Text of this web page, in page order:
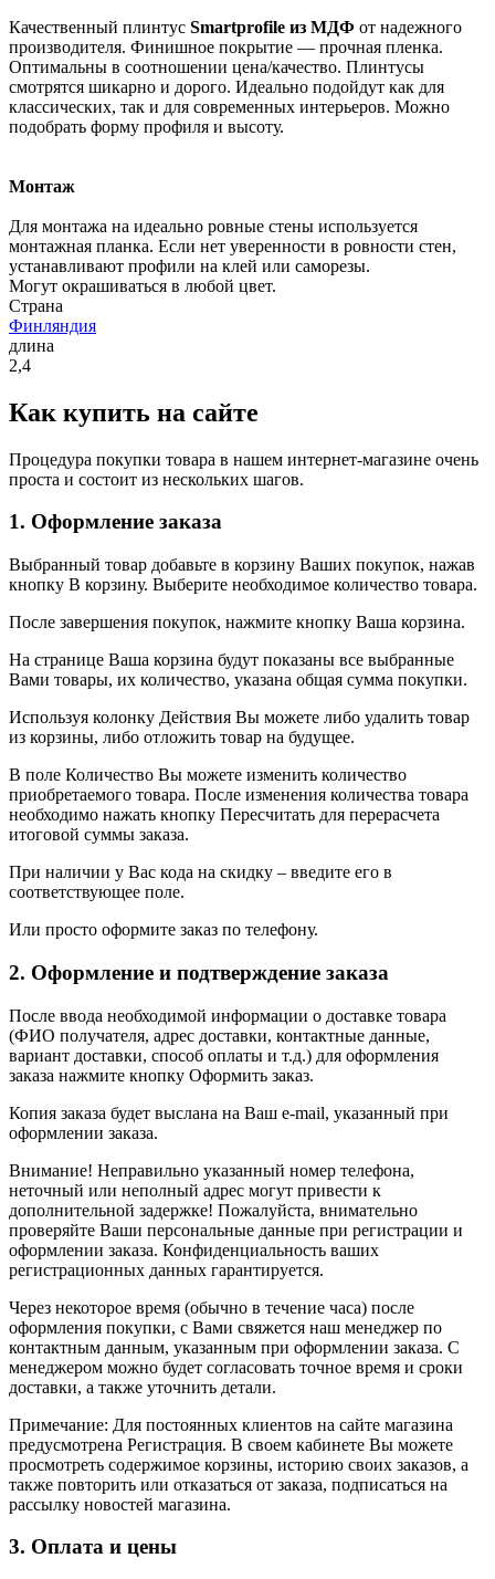
Качественный плинтус Smartprofile из МДФ от надежного
производителя. Финишное покрытие — прочная пленка.
Оптимальны в соотношении цена/качество. Плинтусы
смотрятся шикарно и дорого. Идеально подойдут как для
классических, так и для современных интерьеров. Можно
подобрать форму профиля и высоту.
Монтаж
Для монтажа на идеально ровные стены используется
монтажная планка. Если нет уверенности в ровности стен,
устанавливают профили на клей или саморезы.
Могут окрашиваться в любой цвет.
Страна
Финляндия
длина
2,4
Как купить на сайте
Процедура покупки товара в нашем интернет-магазине очень
проста и состоит из нескольких шагов.
1. Оформление заказа
Выбранный товар добавьте в корзину Ваших покупок, нажав
кнопку В корзину. Выберите необходимое количество товара.
После завершения покупок, нажмите кнопку Ваша корзина.
На странице Ваша корзина будут показаны все выбранные
Вами товары, их количество, указана общая сумма покупки.
Используя колонку Действия Вы можете либо удалить товар
из корзины, либо отложить товар на будущее.
В поле Количество Вы можете изменить количество
приобретаемого товара. После изменения количества товара
необходимо нажать кнопку Пересчитать для перерасчета
итоговой суммы заказа.
При наличии у Вас кода на скидку – введите его в
соответствующее поле.
Или просто оформите заказ по телефону.
2. Оформление и подтверждение заказа
После ввода необходимой информации о доставке товара
(ФИО получателя, адрес доставки, контактные данные,
вариант доставки, способ оплаты и т.д.) для оформления
заказа нажмите кнопку Оформить заказ.
Копия заказа будет выслана на Ваш e-mail, указанный при
оформлении заказа.
Внимание! Неправильно указанный номер телефона,
неточный или неполный адрес могут привести к
дополнительной задержке! Пожалуйста, внимательно
проверяйте Ваши персональные данные при регистрации и
оформлении заказа. Конфиденциальность ваших
регистрационных данных гарантируется.
Через некоторое время (обычно в течение часа) после
оформления покупки, с Вами свяжется наш менеджер по
контактным данным, указанным при оформлении заказа. С
менеджером можно будет согласовать точное время и сроки
доставки, а также уточнить детали.
Примечание: Для постоянных клиентов на сайте магазина
предусмотрена Регистрация. В своем кабинете Вы можете
просмотреть содержимое корзины, историю своих заказов, а
также повторить или отказаться от заказа, подписаться на
рассылку новостей магазина.
3. Оплата и цены